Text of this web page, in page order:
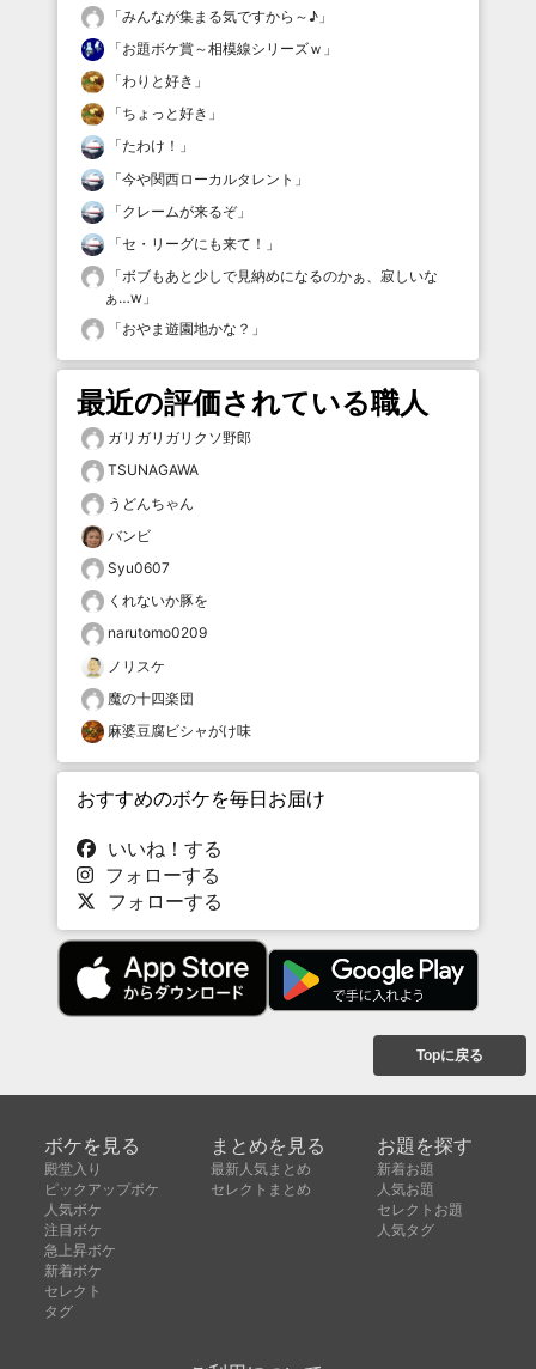
「みんなが集まる気ですから～♪ 」
「お題ボケ賞～相模線シリーズｗ 」
「わりと好き 」
「ちょっと好き 」
「たわけ！ 」
「今や関西ローカルタレント 」
「クレームが来るぞ」
「セ・リーグにも来て！ 」
「ボブもあと少しで見納めになるのかぁ、寂しいな
ぁ…w 」
「おやま遊園地かな？ 」
最近の評価されている職人
ガリガリガリクソ野郎
TSUNAGAWA
うどんちゃん
バンビ
Syu0607
くれないか豚を
narutomo0209
ノリスケ
魔の十四楽団
麻婆豆腐ビシャがけ味
おすすめのボケを毎日お届け
いいね！する
フォローする
フォローする
Topに戻る
ボケを見る
殿堂入り
ピックアップボケ
人気ボケ
注目ボケ
急上昇ボケ
新着ボケ
セレクト
タグ
まとめを見る
最新人気まとめ
セレクトまとめ
お題を探す
新着お題
人気お題
セレクトお題
人気タグ